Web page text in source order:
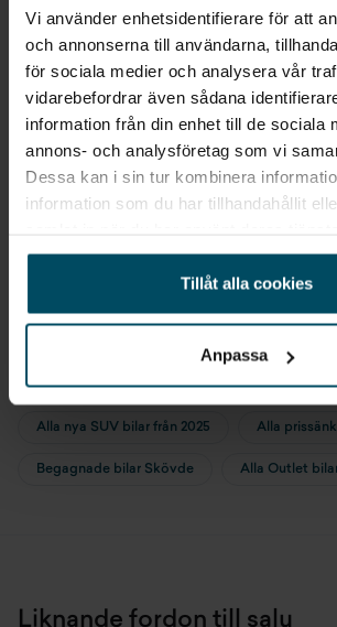
Vi använder enhetsidentifierare för att
och annonserna till användarna,
för sociala medier och analysera vår
vidarebefordrar även sådana
information från din enhet till de sociala
annons- och analysföretag som vi
Dessa kan i sin tur kombinera
information som du har tillhandahållit
Tillåt alla cookies
Anpassa
Parkeringssensor fram och bak
Regnsensor
Solskydd med spegel och lampa
Startspärr
Tonade rutor bak
Traffic jam assistance (tja)
USB-A
Sök liknande fordon
Alla MG EHS Alla MG från 2025
Alla SUV bilar med Laddhybrid
Alla nya SUV bilar från 2025 Alla
Begagnade bilar Skövde Alla Outlet
Liknande fordon till salu